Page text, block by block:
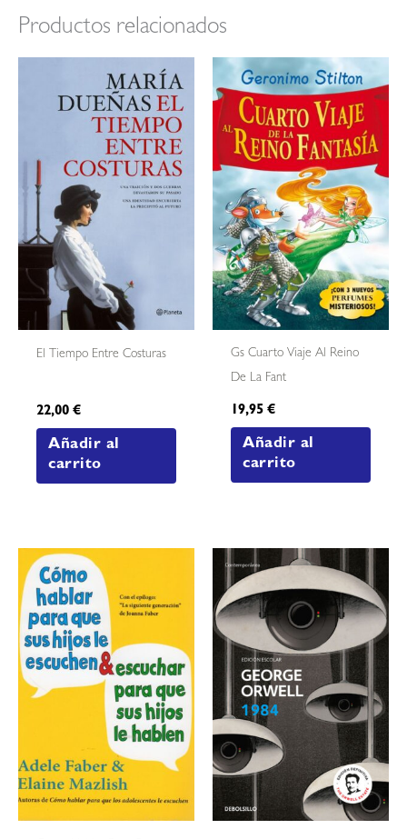
Productos relacionados
El Tiempo Entre Costuras
22,00€
Añadir al
carrito
Gs Cuarto Viaje Al Reino
De La Fant
19,95€
Añadir al
carrito